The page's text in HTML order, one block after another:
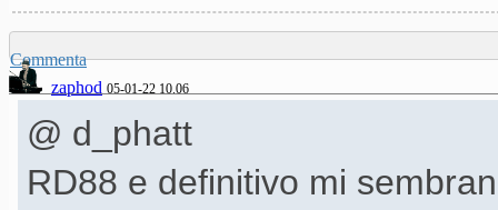
Yamaha cp4 tra quelli non
Altri?
Commenta
zaphod 05-01-22 10.06
@ d_phatt
RD88 e definitivo mi